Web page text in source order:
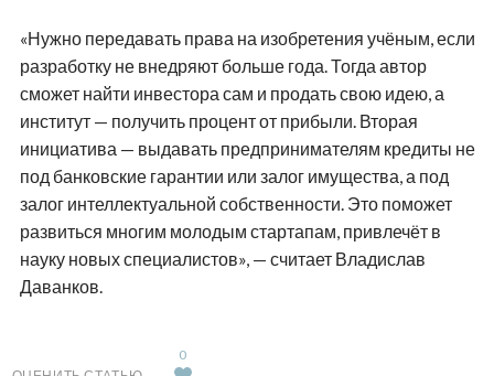
«Нужно передавать права на изобретения учёным, если
разработку не внедряют больше года. Тогда автор
сможет найти инвестора сам и продать свою идею, а
институт — получить процент от прибыли. Вторая
инициатива — выдавать предпринимателям кредиты не
под банковские гарантии или залог имущества, а под
залог интеллектуальной собственности. Это поможет
развиться многим молодым стартапам, привлечёт в
науку новых специалистов», — считает Владислав
Даванков.
0